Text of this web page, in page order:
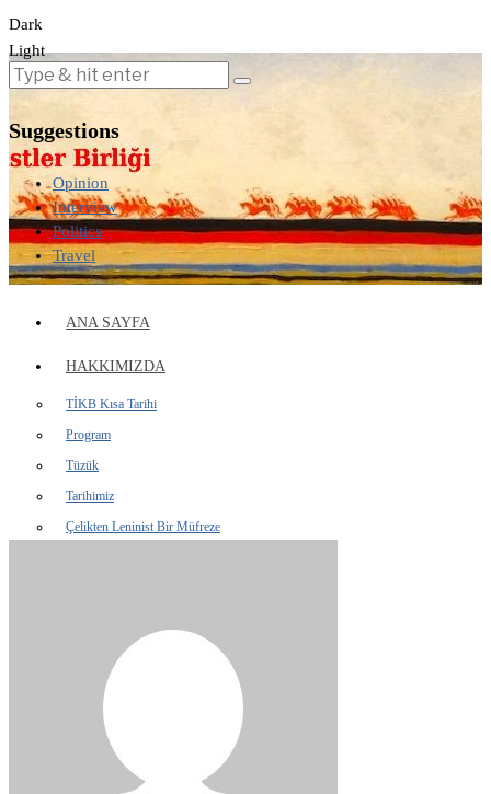
Dark
Light
Suggestions
Opinion
Interview
Politics
Travel
ANA SAYFA
HAKKIMIZDA
TİKB Kısa Tarihi
Program
Tüzük
Tarihimiz
Çelikten Leninist Bir Müfreze
1. Kongre
4. Konferans
3. Konferans
2. Konferans